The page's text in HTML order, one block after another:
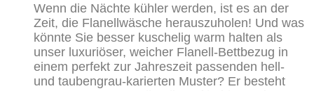
Wenn die Nächte kühler werden, ist es an der
Zeit, die Flanellwäsche herauszuholen! Und was
könnte Sie besser kuschelig warm halten als
unser luxuriöser, weicher Flanell-Bettbezug in
einem perfekt zur Jahreszeit passenden hell-
und taubengrau-karierten Muster? Er besteht